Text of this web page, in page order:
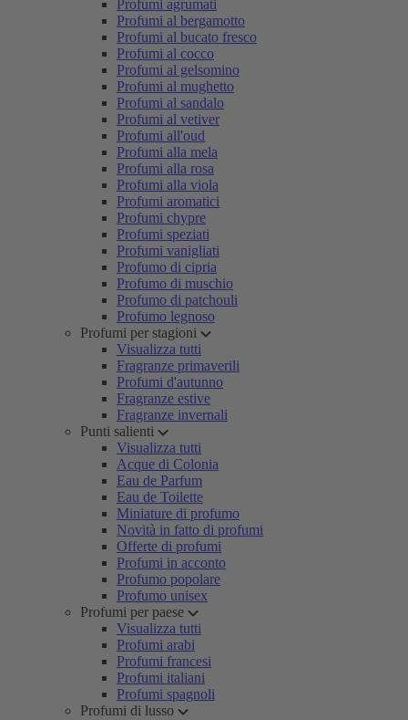
Profumi agrumati
Profumi al bergamotto
Profumi al bucato fresco
Profumi al cocco
Profumi al gelsomino
Profumi al mughetto
Profumi al sandalo
Profumi al vetiver
Profumi all'oud
Profumi alla mela
Profumi alla rosa
Profumi alla viola
Profumi aromatici
Profumi chypre
Profumi speziati
Profumi vanigliati
Profumo di cipria
Profumo di muschio
Profumo di patchouli
Profumo legnoso
Profumi per stagioni
Visualizza tutti
Fragranze primaverili
Profumi d'autunno
Fragranze estive
Fragranze invernali
Punti salienti
Visualizza tutti
Acque di Colonia
Eau de Parfum
Eau de Toilette
Miniature di profumo
Novità in fatto di profumi
Offerte di profumi
Profumi in acconto
Profumo popolare
Profumo unisex
Profumi per paese
Visualizza tutti
Profumi arabi
Profumi francesi
Profumi italiani
Profumi spagnoli
Profumi di lusso